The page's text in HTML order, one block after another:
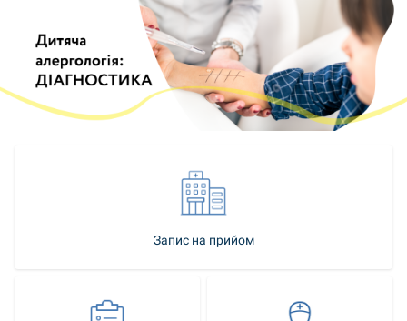
Запис на прийом